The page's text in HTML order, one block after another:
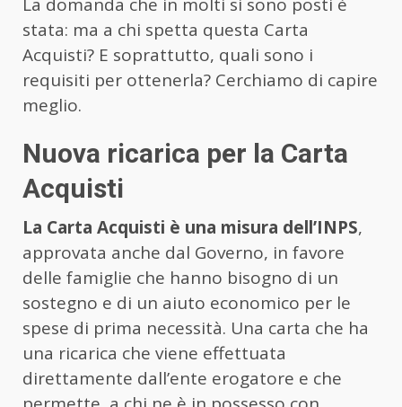
La domanda che in molti si sono posti è
stata: ma a chi spetta questa Carta
Acquisti? E soprattutto, quali sono i
requisiti per ottenerla? Cerchiamo di capire
meglio.
Nuova ricarica per la Carta
Acquisti
La Carta Acquisti è una misura dell’INPS,
approvata anche dal Governo, in favore
delle famiglie che hanno bisogno di un
sostegno e di un aiuto economico per le
spese di prima necessità. Una carta che ha
una ricarica che viene effettuata
direttamente dall’ente erogatore e che